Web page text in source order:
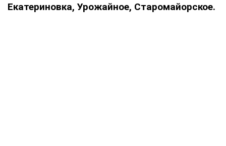
Екатериновка, Урожайное, Старомайорское.